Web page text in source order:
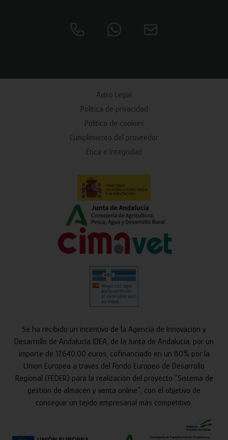
Aviso Legal
Política de privacidad
Política de cookies
Cumplimiento del proveedor
Ética e Integridad
Se ha recibido un incentivo de la Agencia de Innovación y
Desarrollo de Andalucía IDEA, de la Junta de Andalucía, por un
importe de 17.640,00 euros, cofinanciado en un 80% por la
Unión Europea a través del Fondo Europeo de Desarrollo
Regional (FEDER) para la realización del proyecto “Sistema de
gestión de almacén y venta online”, con el objetivo de
conseguir un tejido empresarial más competitivo.